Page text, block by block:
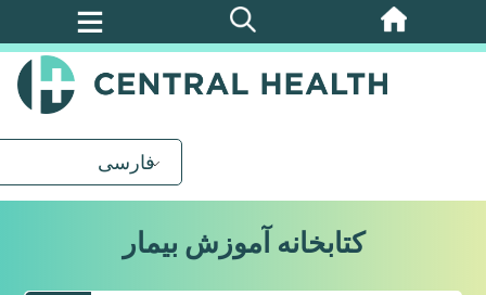
پرش
فارسی
کتابخانه آموزش بیمار